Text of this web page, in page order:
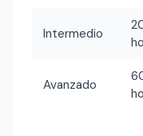
Intermedio
Avanzado